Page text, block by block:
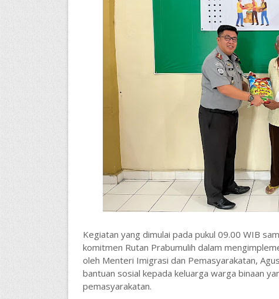
Kegiatan yang dimulai pada pukul 09.00 WIB
komitmen Rutan Prabumulih dalam
oleh Menteri Imigrasi dan Pemasyarakatan,
bantuan sosial kepada keluarga warga binaan
pemasyarakatan.